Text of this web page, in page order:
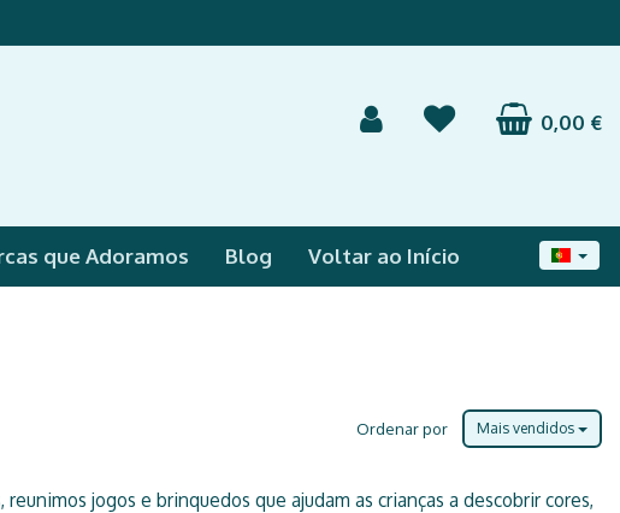
0,00 €
que Adoramos Blog Voltar ao Início
Ordenar por Mais vendidos
jogos e brinquedos que ajudam as crianças a descobrir cores,